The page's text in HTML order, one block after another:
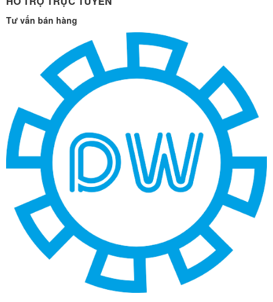
Tư vấn bán hàng